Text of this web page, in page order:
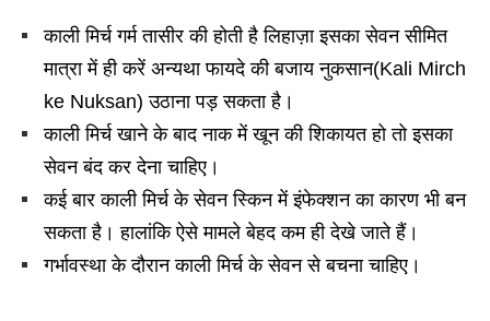
काली मिर्च गर्म तासीर की होती है लिहाज़ा इसका सेवन सीमित
मात्रा में ही करें अन्यथा फायदे की बजाय नुकसान(Kali Mirch
ke Nuksan) उठाना पड़ सकता है।
काली मिर्च खाने के बाद नाक में खून की शिकायत हो तो इसका
सेवन बंद कर देना चाहिए।
कई बार काली मिर्च के सेवन स्किन में इंफेक्शन का कारण भी बन
सकता है। हालांकि ऐसे मामले बेहद कम ही देखे जाते हैं।
गर्भावस्था के दौरान काली मिर्च के सेवन से बचना चाहिए।